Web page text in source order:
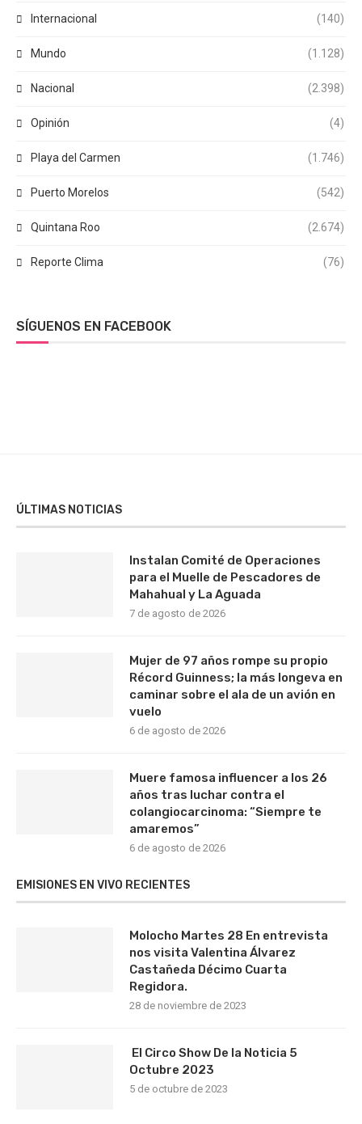
Internacional (140)
Mundo (1.128)
Nacional (2.398)
Opinión (4)
Playa del Carmen (1.746)
Puerto Morelos (542)
Quintana Roo (2.674)
Reporte Clima (76)
SÍGUENOS EN FACEBOOK
ÚLTIMAS NOTICIAS
Instalan Comité de Operaciones
para el Muelle de Pescadores de
Mahahual y La Aguada
7 de agosto de 2026
Mujer de 97 años rompe su propio
Récord Guinness; la más longeva en
caminar sobre el ala de un avión en
vuelo
6 de agosto de 2026
Muere famosa influencer a los 26
años tras luchar contra el
colangiocarcinoma: “Siempre te
amaremos”
6 de agosto de 2026
EMISIONES EN VIVO RECIENTES
Molocho Martes 28 En entrevista
nos visita Valentina Álvarez
Castañeda Décimo Cuarta
Regidora.
28 de noviembre de 2023
El Circo Show De la Noticia 5
Octubre 2023
5 de octubre de 2023